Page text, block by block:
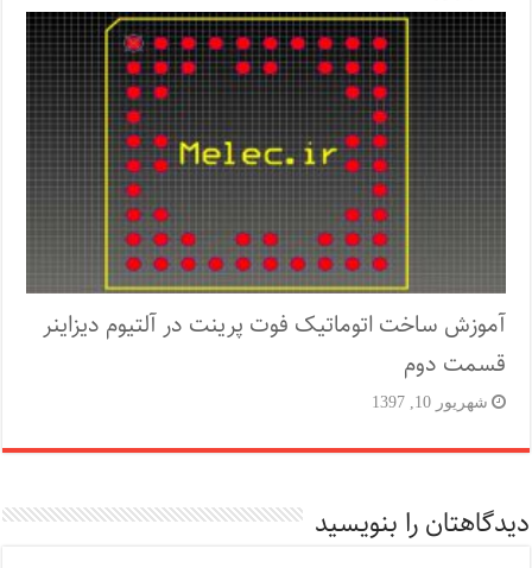
آموزش ساخت اتوماتیک فوت پرینت در آلتیوم دیزاینر
قسمت دوم
شهریور 10, 1397
دیدگاهتان را بنویسید